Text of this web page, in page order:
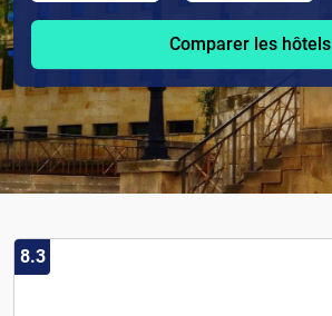
Comparer les hôtels
8.3